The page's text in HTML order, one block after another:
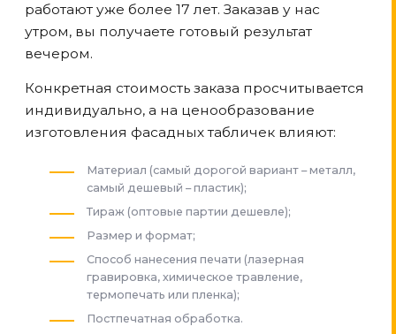
работают уже более 17 лет. Заказав у нас
утром, вы получаете готовый результат
вечером.
Конкретная стоимость заказа просчитывается
индивидуально, а на ценообразование
изготовления фасадных табличек влияют:
Материал (самый дорогой вариант – металл,
самый дешевый – пластик);
Тираж (оптовые партии дешевле);
Размер и формат;
Способ нанесения печати (лазерная
гравировка, химическое травление,
термопечать или пленка);
Постпечатная обработка.